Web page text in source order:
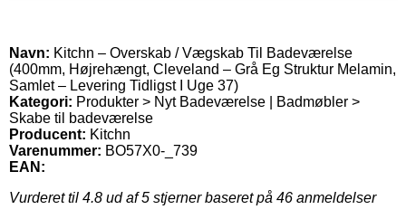
Navn: Kitchn – Overskab / Vægskab Til Badeværelse
(400mm, Højrehængt, Cleveland – Grå Eg Struktur Melamin,
Samlet – Levering Tidligst I Uge 37)
Kategori: Produkter > Nyt Badeværelse | Badmøbler >
Skabe til badeværelse
Producent: Kitchn
Varenummer: BO57X0-_739
EAN:
Vurderet til 4.8 ud af 5 stjerner baseret på 46 anmeldelser